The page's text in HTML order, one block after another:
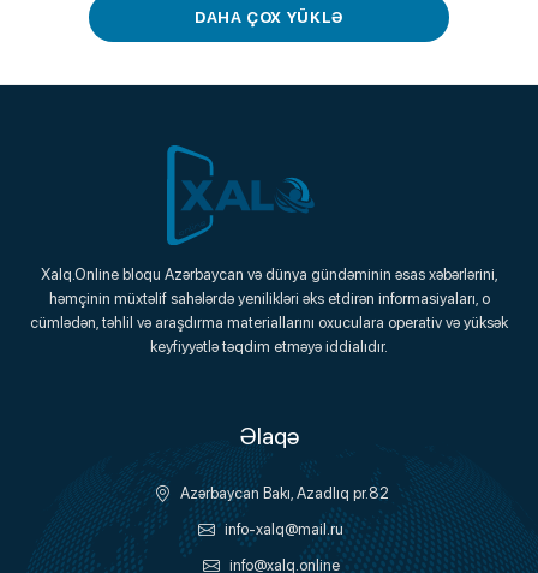
DAHA ÇOX YÜKLƏ
Xalq.Online
Onlayn Platforma
Xalq.Online bloqu Azərbaycan və dünya gündəminin əsas xəbərlərini,
həmçinin müxtəlif sahələrdə yenilikləri əks etdirən informasiyaları, o
cümlədən, təhlil və araşdırma materiallarını oxuculara operativ və yüksək
keyfiyyətlə təqdim etməyə iddialıdır.
Əlaqə
Azərbaycan Bakı, Azadlıq pr.82
info-xalq@mail.ru
info@xalq.online